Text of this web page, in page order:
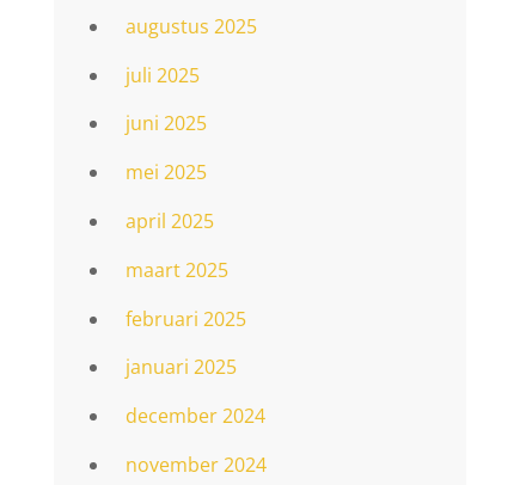
augustus 2025
juli 2025
juni 2025
mei 2025
april 2025
maart 2025
februari 2025
januari 2025
december 2024
november 2024